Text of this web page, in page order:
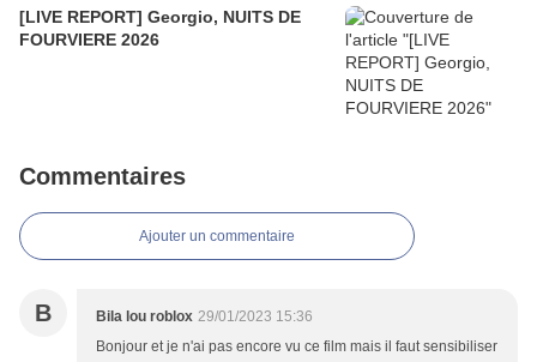
[LIVE REPORT] Georgio, NUITS DE
FOURVIERE 2026
Commentaires
Ajouter un commentaire
B Bila lou roblox 29/01/2023 15:36
Bonjour et je n'ai pas encore vu ce film mais il faut sensibiliser